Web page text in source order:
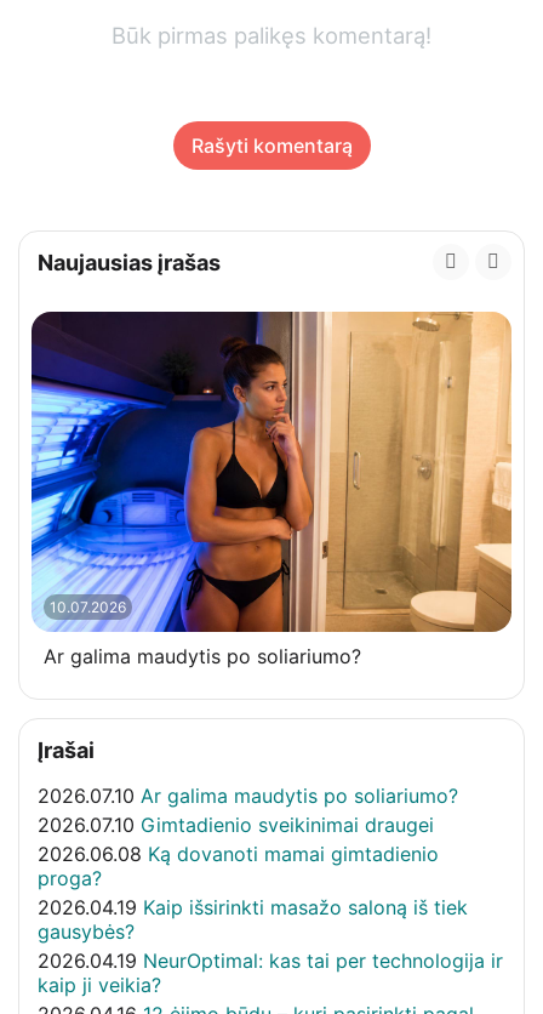
Būk pirmas palikęs komentarą!
Rašyti komentarą
Naujausias įrašas
10.07.2026
Ar galima maudytis po soliariumo?
Įrašai
2026.07.10 Ar galima maudytis po soliariumo?
2026.07.10 Gimtadienio sveikinimai draugei
2026.06.08 Ką dovanoti mamai gimtadienio
proga?
2026.04.19 Kaip išsirinkti masažo saloną iš tiek
gausybės?
2026.04.19 NeurOptimal: kas tai per technologija ir
kaip ji veikia?